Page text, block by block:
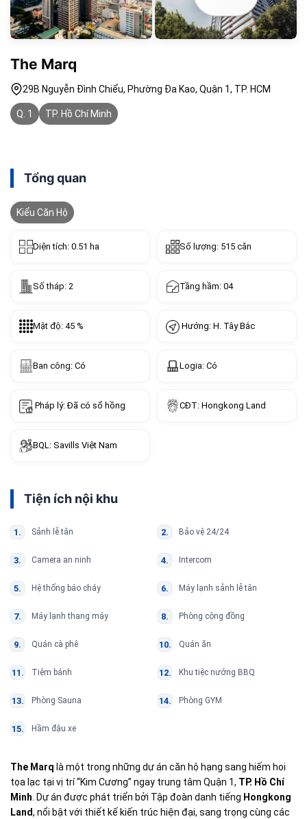
The Marq
29B Nguyễn Đình Chiểu, Phường Đa Kao, Quận 1, TP. HCM
Q. 1 TP. Hồ Chí Minh
Tổng quan
Kiểu Căn Hộ
Diện tích: 0.51 ha Số lượng: 515 căn
Số tháp: 2 Tầng hầm: 04
Mật độ: 45 % Hướng: H. Tây Bắc
Ban công: Có Logia: Có
Pháp lý: Đã có sổ hồng CĐT: Hongkong Land
BQL: Savills Việt Nam
Tiện ích nội khu
Sảnh lễ tân Bảo vệ 24/24
Camera an ninh Intercom
Hệ thống báo cháy Máy lạnh sảnh lễ tân
Máy lạnh thang máy Phòng cộng đồng
Quán cà phê Quán ăn
Tiệm bánh Khu tiệc nướng BBQ
Phòng Sauna Phòng GYM
Hầm đậu xe
The Marq là một trong những dự án căn hộ hạng sang hiếm hoi
tọa lạc tại vị trí “Kim Cương” ngay trung tâm Quận 1, TP. Hồ Chí
Minh. Dự án được phát triển bởi Tập đoàn danh tiếng Hongkong
Land, nổi bật với thiết kế kiến trúc hiện đại, sang trọng cùng các